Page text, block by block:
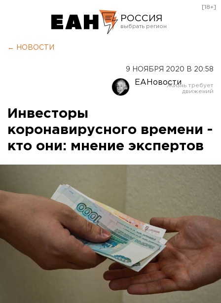
РОССИЯ
Оренбург
[18+]
← НОВОСТИ
9 НОЯБРЯ 2020 В 20:58
ЕАНовости
Инвесторы
коронавирусного времени -
кто они: мнение экспертов